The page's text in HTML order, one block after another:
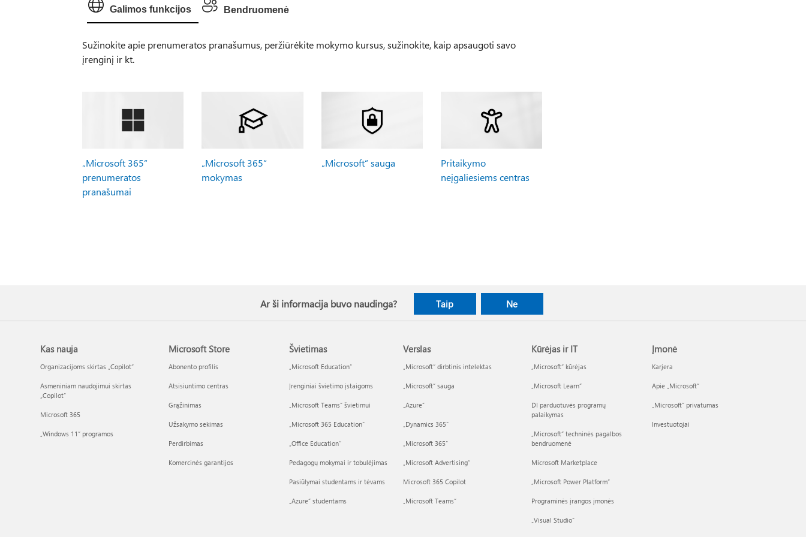
Galimos funkcijos Bendruomenė
Sužinokite apie prenumeratos pranašumus, peržiūrėkite mokymo kursus, sužinokite, kaip apsaugoti savo
įrenginį ir kt.
„Microsoft 365“
prenumeratos
pranašumai
„Microsoft 365“
mokymas
„Microsoft“ sauga
Pritaikymo
neįgaliesiems centras
Ar ši informacija buvo naudinga? Taip Ne
Kas nauja
Organizacijoms skirtas „Copilot“
Asmeniniam naudojimui skirtas
„Copilot“
Microsoft 365
„Windows 11“ programos
Microsoft Store
Abonento profilis
Atsisiuntimo centras
Grąžinimas
Užsakymo sekimas
Perdirbimas
Komercinės garantijos
Švietimas
„Microsoft Education“
Įrenginiai švietimo įstaigoms
„Microsoft Teams“ švietimui
„Microsoft 365 Education“
„Office Education“
Pedagogų mokymai ir tobulėjimas
Pasiūlymai studentams ir tėvams
„Azure“ studentams
Verslas
„Microsoft“ dirbtinis intelektas
„Microsoft“ sauga
„Azure”
„Dynamics 365“
„Microsoft 365“
„Microsoft Advertising“
Microsoft 365 Copilot
„Microsoft Teams“
Kūrėjas ir IT
„Microsoft“ kūrėjas
„Microsoft Learn“
DI parduotuvės programų
palaikymas
„Microsoft“ techninės pagalbos
bendruomenė
Microsoft Marketplace
„Microsoft Power Platform“
Programinės įrangos įmonės
„Visual Studio“
Įmonė
Karjera
Apie „Microsoft“
„Microsoft“ privatumas
Investuotojai